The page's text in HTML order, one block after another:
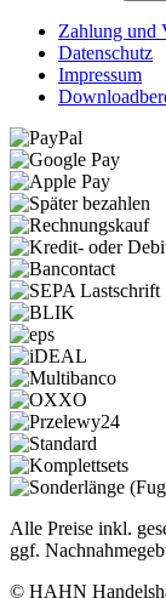
Zahlung und
Datenschutz
Impressum
Alle Preise inkl.
ggf.
© HAHN